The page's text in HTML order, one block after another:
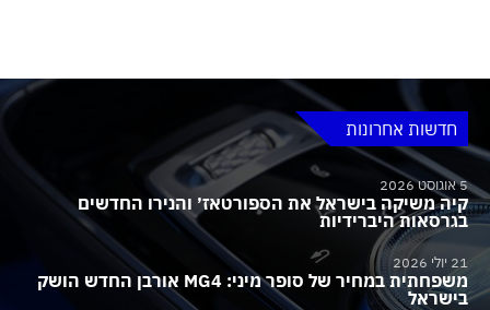
חדשות אחרונות
5 אוגוסט 2026
קיה משיקה בישראל את הספורטאז׳ והנירו החדשים
בגרסאות היברידיות
21 יולי 2026
משפחתית במחיר של סופר מיני: MG4 אורבן החדש הושק
בישראל